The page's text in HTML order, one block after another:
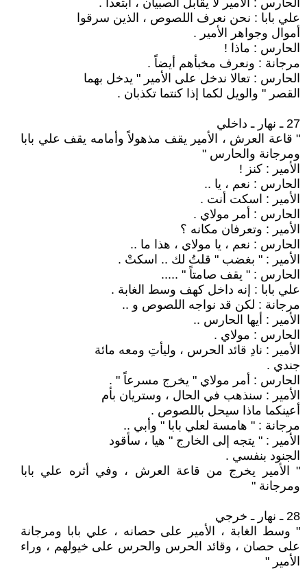
الحارس : الأمير لا يقابل الصبيان ، ابتعدا .
علي بابا : نحن نعرف اللصوص ، الذين سرقوا
أموال وجواهر الأمير .
الحارس : ماذا !
مرجانة : ونعرف مخبأهم أيضاً .
الحارس : تعالا ندخل على الأمير " يدخل بهما
القصر " والويل لكما إذا كنتما تكذبان .
27 ـ نهار ـ داخلي
" قاعة العرش ، الأمير يقف مذهولاً وأمامه يقف علي بابا
ومرجانة والحارس "
الأمير : كنز !
الحارس : نعم ، يا ..
الأمير : اسكت أنت .
الحارس : أمر مولاي .
الأمير : وتعرفان مكانه ؟
الحارس : نعم ، يا مولاي ، هذا ما ..
الأمير : " بغضب " قلتُ لك .. اسكتْ .
الحارس : " يقف صامتاً " .....
علي بابا : إنه داخل كهف وسط الغابة .
مرجانة : لكن قد نواجه اللصوص و ..
الأمير : أيها الحارس ..
الحارس : مولاي .
الأمير : نادِ قائد الحرس ، وليأتِ ومعه مائة
جندي .
الحارس : أمر مولاي " يخرج مسرعاً " .
الأمير : سنذهب في الحال ، وستريان بأم
أعينكما ماذا سيحل باللصوص .
مرجانة : " هامسة لعلي بابا " وأبي ..
الأمير : " يتجه إلى الخارج " هيا ، سأقود
الجنود بنفسي .
" الأمير يخرج من قاعة العرش ، وفي أثره علي بابا
ومرجانة "
28 ـ نهار ـ خرجي
" وسط الغابة ، الأمير على حصانه ، علي بابا ومرجانة
على حصان ، وقائد الحرس والحرس على خيولهم ، وراء
الأمير "